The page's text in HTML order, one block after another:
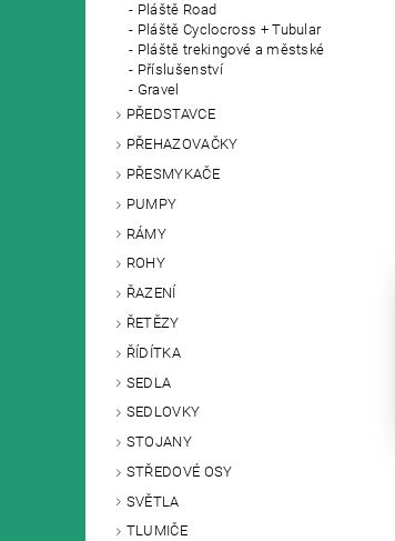
Pláště Road
Pláště Cyclocross + Tubular
Pláště trekingové a městské
Příslušenství
Gravel
PŘEDSTAVCE
PŘEHAZOVAČKY
PŘESMYKAČE
PUMPY
RÁMY
ROHY
ŘAZENÍ
ŘETĚZY
ŘÍDÍTKA
SEDLA
SEDLOVKY
STOJANY
STŘEDOVÉ OSY
SVĚTLA
TLUMIČE